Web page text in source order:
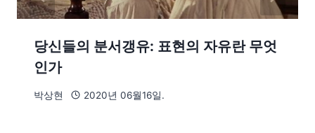
당신들의 분서갱유: 표현의 자유란 무엇
인가
박상현 2020년 06월16일.